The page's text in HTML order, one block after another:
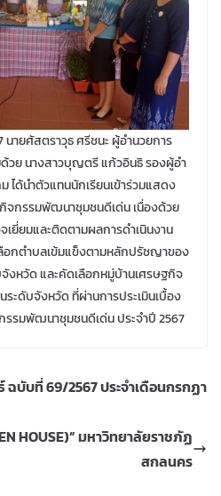
ยศัสตราวุธ ศรีชนะ ผู้อำนวยการ
ด้วย นางสาวบุญตรี แก้วอินธิ รองผู้อํา
ได้นำตัวแทนนักเรียนเข้าร่วมแสดง
จกรรมพัฒนาชุมชนดีเด่น เนื่องด้วย
ยี่ยมและติดตามผลการดำเนินงาน
อกตำบลเข้มแข็งตามหลักปรัชญาของ
งหวัด และคัดเลือกหมู่บ้านเศรษฐกิจ
ระดับจังหวัด ที่ผ่านการประเมินเบื้อง
รมพัฒนาชุมชนดีเด่น ประจำปี 2567
บับที่ 69/2567 ประจำเดือนกรกฏา
HOUSE)” มหาวิทยาลัยราชภัฏ
สกลนคร